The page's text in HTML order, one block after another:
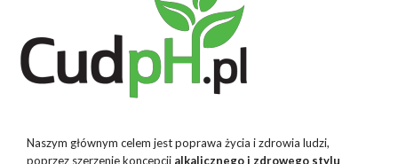
Naszym głównym celem jest poprawa życia i zdrowia ludzi,
poprzez szerzenie koncepcji alkalicznego i zdrowego stylu